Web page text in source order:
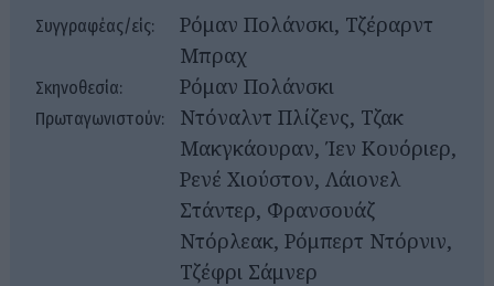
Συγγραφέας/είς:
Ρόμαν Πολάνσκι, Τζέραρντ
Μπραχ
Σκηνοθεσία: Ρόμαν Πολάνσκι
Πρωταγωνιστούν:
Ντόναλντ Πλίζενς, Τζακ
Μακγκάουραν, Ίεν Κουόριερ,
Ρενέ Χιούστον, Λάιονελ
Στάντερ, Φρανσουάζ
Ντόρλεακ, Ρόμπερτ Ντόρνιν,
Τζέφρι Σάμνερ